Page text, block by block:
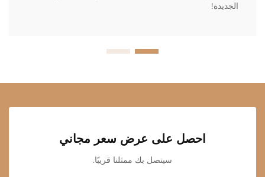
الجديدة!
احصل على عرض سعر مجاني
سيتصل بك ممثلنا قريبًا.